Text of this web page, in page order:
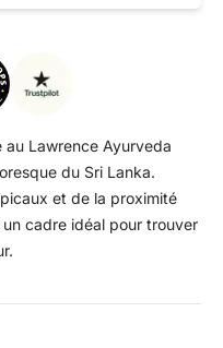
Lawrence Ayurveda
du Sri Lanka.
et de la proximité
cadre idéal pour trouver